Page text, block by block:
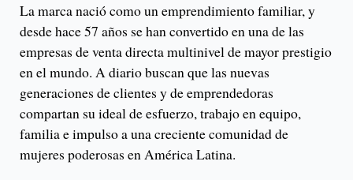
La marca nació como un emprendimiento familiar, y
desde hace 57 años se han convertido en una de las
empresas de venta directa multinivel de mayor prestigio
en el mundo. A diario buscan que las nuevas
generaciones de clientes y de emprendedoras
compartan su ideal de esfuerzo, trabajo en equipo,
familia e impulso a una creciente comunidad de
mujeres poderosas en América Latina.